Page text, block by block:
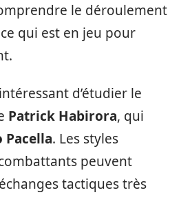
le déroulement
qui est en jeu pour
d’étudier le
Patrick Habirora, qui
Pacella. Les styles
peuvent
tactiques très